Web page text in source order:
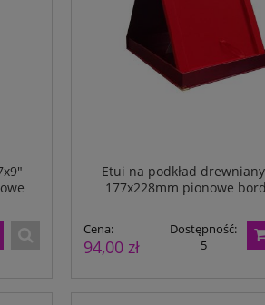
Etui na podkład
177x228mm pionowe
Cena:
94,00 zł
Dostępność:
5